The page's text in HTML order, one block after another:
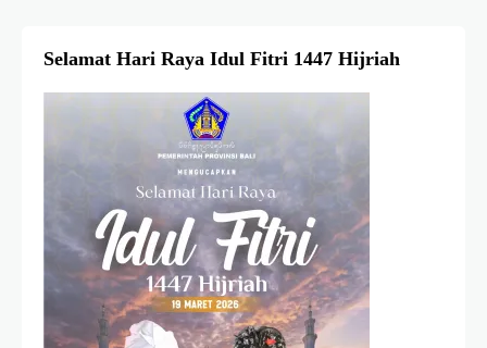
Selamat Hari Raya Idul Fitri 1447 Hijriah